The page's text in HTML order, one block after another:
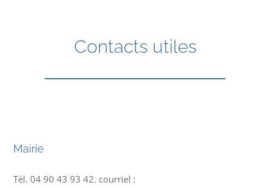
Contacts utiles
Mairie
Tél. 04 90 43 93 42. courriel :